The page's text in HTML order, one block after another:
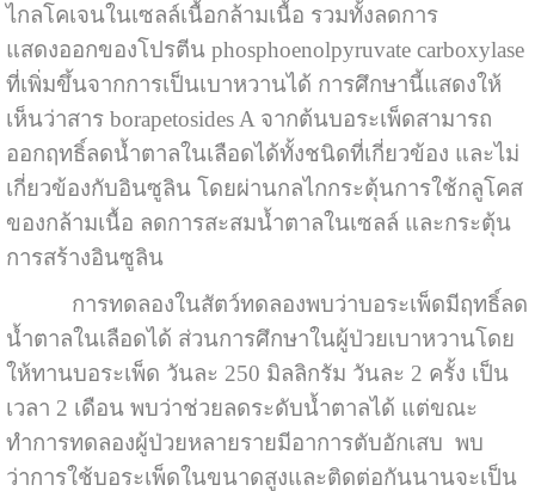
ไกลโคเจนในเซลล์เนื้อกล้ามเนื้อ รวมทั้งลดการ
แสดงออกของโปรตีน phosphoenolpyruvate carboxylase
ที่เพิ่มขึ้นจากการเป็นเบาหวานได้ การศึกษานี้แสดงให้
เห็นว่าสาร borapetosides A จากต้นบอระเพ็ดสามารถ
ออกฤทธิ์ลดน้ำตาลในเลือดได้ทั้งชนิดที่เกี่ยวข้อง และไม่
เกี่ยวข้องกับอินซูลิน โดยผ่านกลไกกระตุ้นการใช้กลูโคส
ของกล้ามเนื้อ ลดการสะสมน้ำตาลในเซลล์ และกระตุ้น
การสร้างอินซูลิน
การทดลองในสัตว์ทดลองพบว่าบอระเพ็ดมีฤทธิ์ลด
น้ำตาลในเลือดได้ ส่วนการศึกษาในผู้ป่วยเบาหวานโดย
ให้ทานบอระเพ็ด วันละ 250 มิลลิกรัม วันละ 2 ครั้ง เป็น
เวลา 2 เดือน พบว่าช่วยลดระดับน้ำตาลได้ แต่ขณะ
ทำการทดลองผู้ป่วยหลายรายมีอาการตับอักเสบ พบ
ว่าการใช้บอระเพ็ดในขนาดสูงและติดต่อกันนานจะเป็น